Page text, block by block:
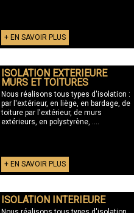
+ EN SAVOIR PLUS
ISOLATION EXTERIEURE
MURS ET TOITURES
Nous réalisons tous types d'isolation :
par l'extérieur, en liège, en bardage, de
toiture par l'extérieur, de murs
extérieurs, en polystyrène, ....
+ EN SAVOIR PLUS
ISOLATION INTERIEURE